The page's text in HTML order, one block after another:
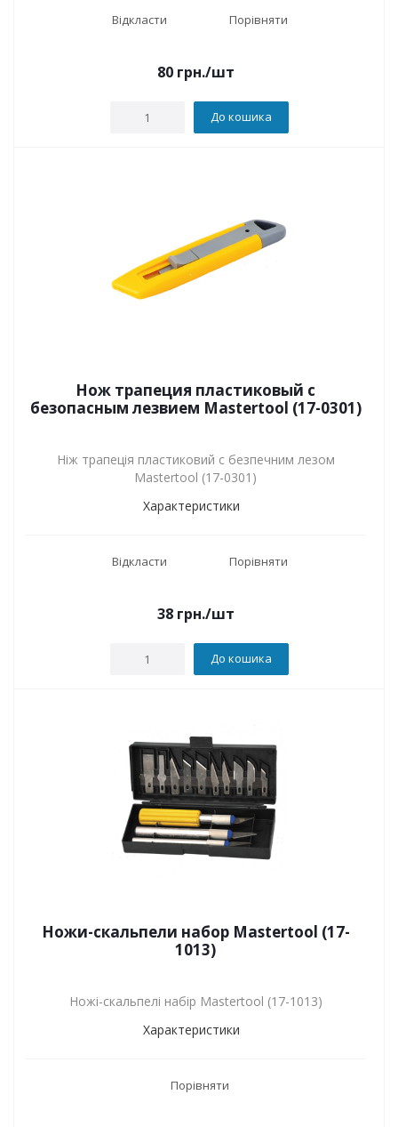
Відкласти Порівняти
80 грн./шт
До кошика
Нож трапеция пластиковый с
безопасным лезвием Mastertool (17-0301)
Ніж трапеція пластиковий с безпечним лезом
Mastertool (17-0301)
Характеристики
Відкласти Порівняти
38 грн./шт
До кошика
Ножи-скальпели набор Mastertool (17-
1013)
Ножі-скальпелі набір Mastertool (17-1013)
Характеристики
Порівняти